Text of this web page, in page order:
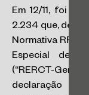
Em 12/11, foi
2.234 que,
Normativa RFB
Especial de
(“RERCT-
declaração